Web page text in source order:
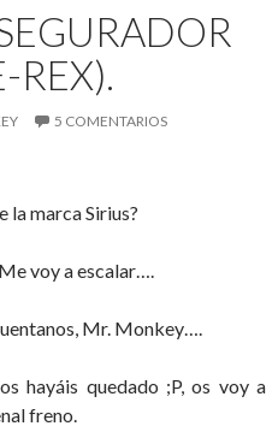
REX).
5 COMENTARIOS
la marca Sirius?
voy a escalar….
Mr. Monkey….
hayáis quedado ;P, os voy a
freno.